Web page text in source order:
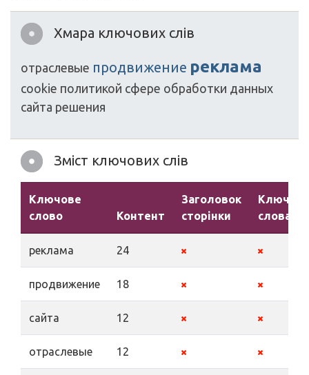
Хмара ключових слів
отраслевые продвижение реклама
cookie политикой сфере обработки данных
сайта решения
Зміст ключових слів
Ключове
слово
Контент
Заголовок
сторінки
Ключові
слова
реклама 24
продвижение 18
сайта 12
отраслевые 12